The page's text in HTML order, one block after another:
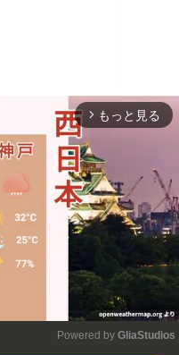
arrow_forward_ios もっと見る
Powered by GliaStudios